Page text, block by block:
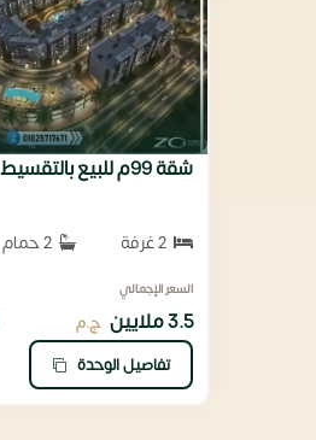
شقة 99م للبيع بالتقسيط 8 سنين
السعر الإجمالي
3.5 ملايين ج.م
تفاصيل الوحدة